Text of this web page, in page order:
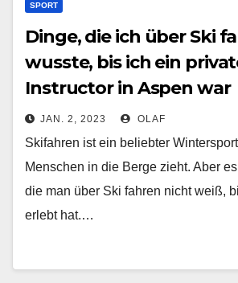
SPORT
Dinge, die ich über Ski
wusste, bis ich ein
Instructor in Aspen war
JAN. 2, 2023 OLAF
Skifahren ist ein beliebter
Menschen in die Berge zieht. Aber
die man über Ski fahren nicht weiß,
erlebt hat.…